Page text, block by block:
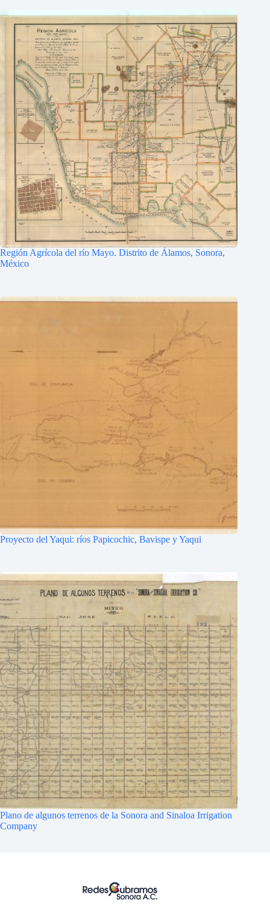
Región Agrícola del río Mayo. Distrito de Álamos, Sonora,
México
Proyecto del Yaqui: ríos Papicochic, Bavispe y Yaqui
Plano de algunos terrenos de la Sonora and Sinaloa Irrigation
Company